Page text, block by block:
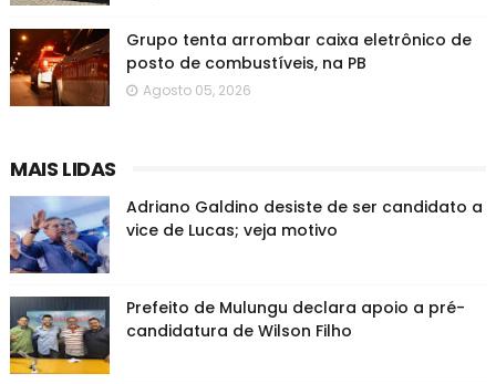
Grupo tenta arrombar caixa eletrônico de
posto de combustíveis, na PB
Agosto 05, 2026
MAIS LIDAS
Adriano Galdino desiste de ser candidato a
vice de Lucas; veja motivo
Prefeito de Mulungu declara apoio a pré-
candidatura de Wilson Filho